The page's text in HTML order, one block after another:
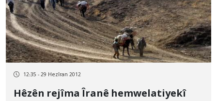
12:35 - 29 Hezîran 2012
Hêzên rejîma Îranê hemwelatiyekî